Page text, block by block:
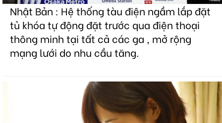
Nhật Bản : Hệ thống tàu điện ngầm lắp đặt
tủ khóa tự động đặt trước qua điện thoại
thông minh tại tất cả các ga , mở rộng
mạng lưới do nhu cầu tăng.